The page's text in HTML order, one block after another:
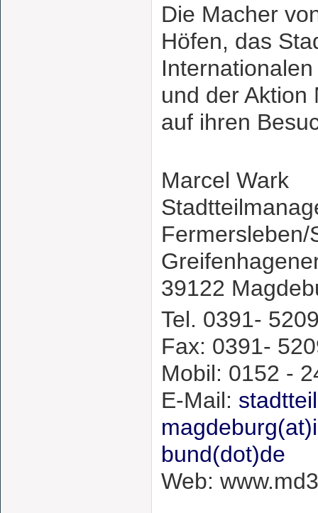
Die Macher
Höfen, das
und der Aktion
auf ihren
Marcel Wark
Fermersleben/
39122
Tel. 0391-
Fax: 0391-
Mobil: 0152 -
E-Mail:
bund(dot)de
Web: